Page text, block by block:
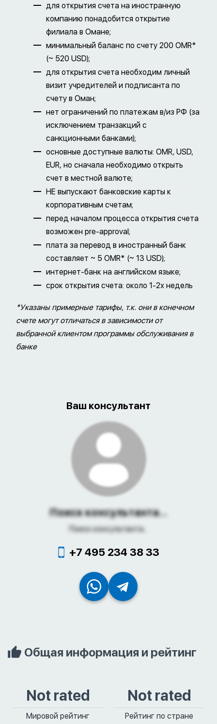
для открытия счета на иностранную
компанию понадобится открытие
филиала в Омане;
минимальный баланс по счету 200 OMR*
(~ 520 USD);
для открытия счета необходим личный
визит учредителей и подписанта по
счету в Оман;
нет ограничений по платежам в/из РФ (за
исключением транзакций с
санкционными банками);
основные доступные валюты: OMR, USD,
EUR, но сначала необходимо открыть
счет в местной валюте;
НЕ выпускают банковские карты к
корпоративным счетам;
перед началом процесса открытия счета
возможен pre-approval;
плата за перевод в иностранный банк
составляет ~ 5 OMR* (~ 13 USD);
интернет-банк на английском языке;
срок открытия счета: около 1-2х недель
*Указаны примерные тарифы, т.к. они в конечном
счете могут отличаться в зависимости от
выбранной клиентом программы обслуживания в
банке
Ваш консультант
Поиск консультанта...
Поиск консультанта...
+7 495 234 38 33
Общая информация и рейтинг
Not rated
Мировой рейтинг
Not rated
Рейтинг по стране